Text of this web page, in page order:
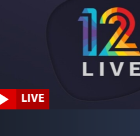
LIVE